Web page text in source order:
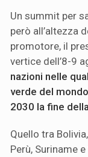
Un summit per
però all’altezza
promotore, il
vertice dell’8-9
nazioni nelle
verde del
2030 la fine
Quello tra
Perù, Suriname